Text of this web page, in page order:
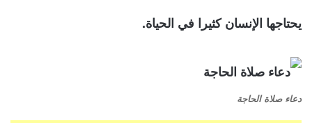
يحتاجها الإنسان كثيرا في الحياة.
دعاء صلاة الحاجة